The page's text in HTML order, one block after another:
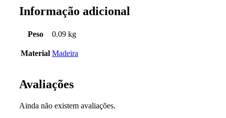
Informação adicional
Peso 0.09 kg
Material Madeira
Avaliações
Ainda não existem avaliações.